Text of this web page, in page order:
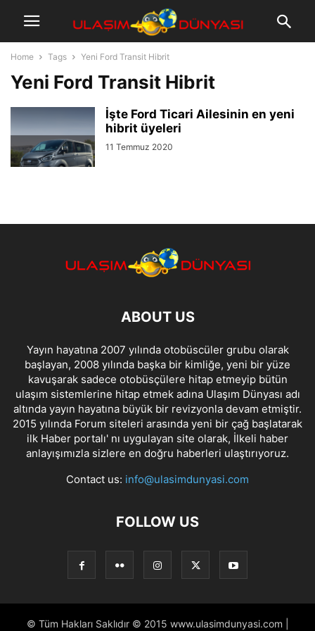
Home Tags Yeni Ford Transit Hibrit
Yeni Ford Transit Hibrit
İşte Ford Ticari Ailesinin en yeni
hibrit üyeleri
11 Temmuz 2020
ABOUT US
Yayın hayatına 2007 yılında otobüscüler grubu olarak
başlayan, 2008 yılında başka bir kimliğe, yeni bir yüze
kavuşarak sadece otobüsçülere hitap etmeyip bütün
ulaşım sistemlerine hitap etmek adına Ulaşım Dünyası adı
altında yayın hayatına büyük bir revizyonla devam etmiştir.
2015 yılında Forum siteleri arasında yeni bir çağ başlatarak
ilk Haber portalı' nı uygulayan site olarak, İlkeli haber
anlayışımızla sizlere en doğru haberleri ulaştırıyoruz.
Contact us: info@ulasimdunyasi.com
FOLLOW US
© Tüm Hakları Saklıdır © 2015 www.ulasimdunyasi.com |